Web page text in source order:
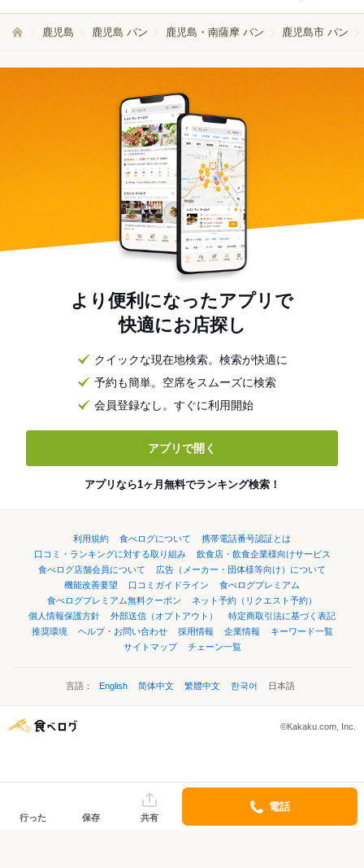
鹿児島 鹿児島 パン 鹿児島・南薩摩 パン 鹿児島市 パン
より便利になったアプリで
快適にお店探し
クイックな現在地検索。検索が快適に
予約も簡単。空席をスムーズに検索
会員登録なし。すぐに利用開始
アプリで開く
アプリなら1ヶ月無料でランキング検索！
利用規約 食べログについて
携帯電話番号認証とは
口コミ・ランキングに対する取り組み
飲食店・飲食企業様向けサービス
食べログ店舗会員について
広告（メーカー・団体様等向け）について
機能改善要望
口コミガイドライン
食べログプレミアム
食べログプレミアム無料クーポン
ネット予約（リクエスト予約）
個人情報保護方針
外部送信（オプトアウト）
特定商取引法に基づく表記
推奨環境
ヘルプ・お問い合わせ 採用情報 企業情報
キーワード一覧
サイトマップ
チェーン一覧
言語： English 简体中文 繁體中文 한국어 日本語
©Kakaku.com, Inc.
行った 保存 共有
電話